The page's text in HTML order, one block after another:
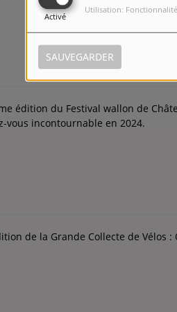
Activé
Utilisation: Fonctionnalité
SAUVEGARDER
édition du Festival wallon de
vous incontournable en 2024.
de la Grande Collecte de Vélos :